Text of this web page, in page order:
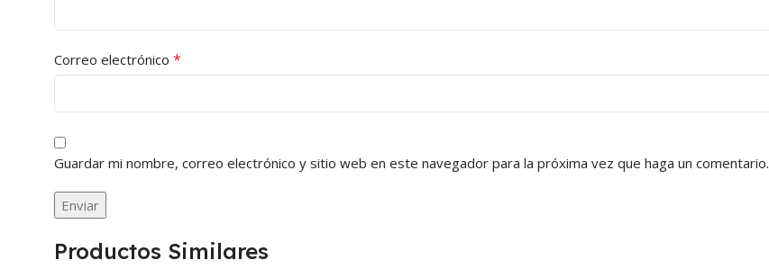
Correo electrónico *
Guardar mi nombre, correo electrónico y sitio web en este navegador para la próxima vez que haga un comentario.
Productos Similares